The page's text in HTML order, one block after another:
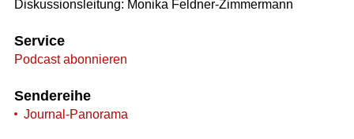
Diskussionsleitung: Monika Feldner-Zimmermann
Service
Podcast abonnieren
Sendereihe
Journal-Panorama